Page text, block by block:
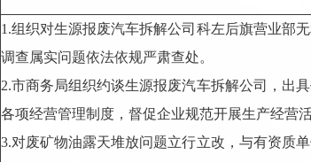
1.组织对生源报废汽车拆解公司科左后旗营业部
调查属实问题依法依规严肃查处。
2.市商务局组织约谈生源报废汽车拆解公司，出
各项经营管理制度，督促企业规范开展生产经营活
3.对废矿物油露天堆放问题立行立改，与有资质